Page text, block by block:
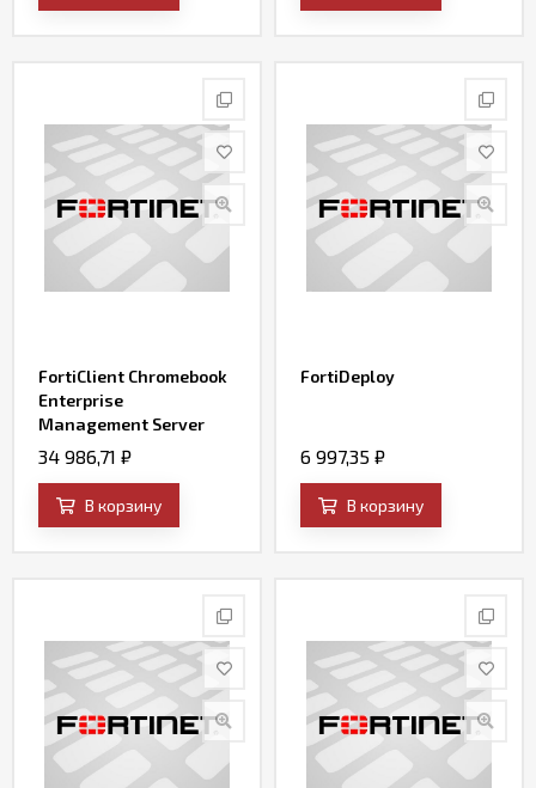
FortiClient Chromebook
Enterprise
Management Server
License for 100 users
Chromebook Enterprise
Management Server
License subscription for
34 986,71 ₽
В корзину
FortiDeploy
6 997,35 ₽
В корзину